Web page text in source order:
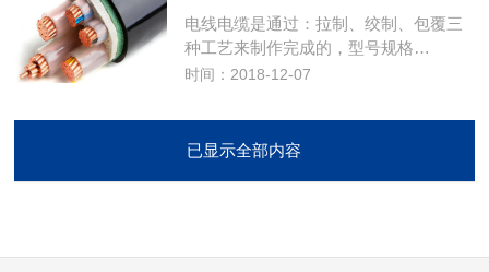
电线电缆是通过：拉制、绞制、包覆三
种工艺来制作完成的，型号规格…
时间：2018-12-07
已显示全部内容